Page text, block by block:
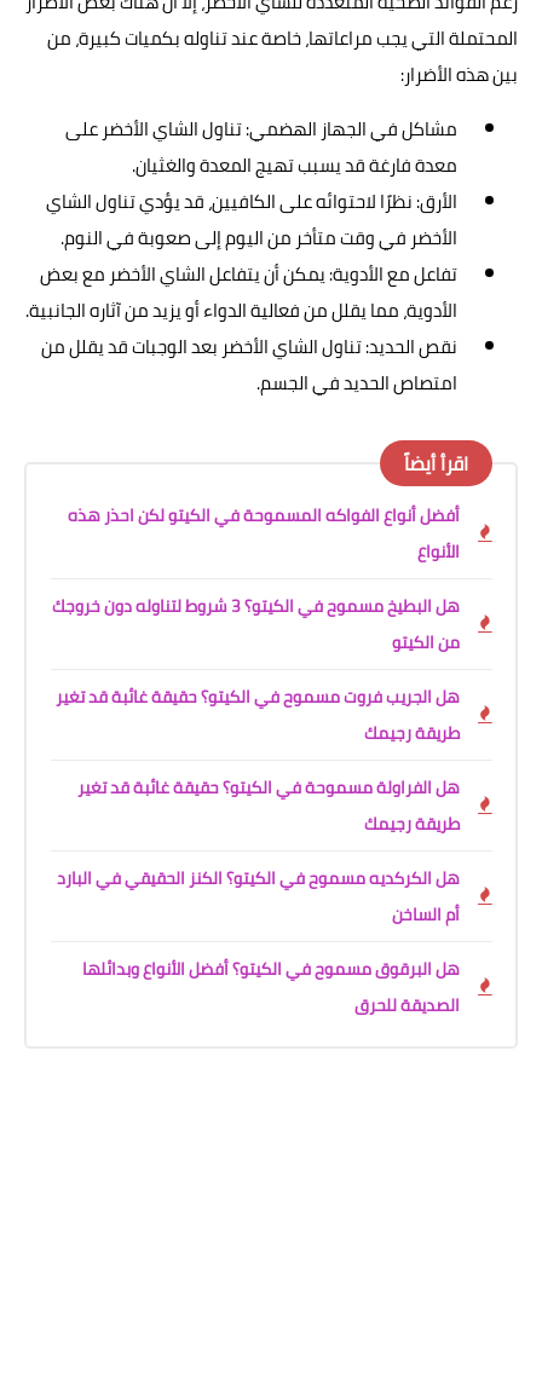
المحتملة التي يجب مراعاتها، خاصة عند تناوله بكميات كبيرة، من
بين هذه الأضرار:
مشاكل في الجهاز الهضمي: تناول الشاي الأخضر على
معدة فارغة قد يسبب تهيج المعدة والغثيان.
الأرق: نظرًا لاحتوائه على الكافيين، قد يؤدي تناول الشاي
الأخضر في وقت متأخر من اليوم إلى صعوبة في النوم.
تفاعل مع الأدوية: يمكن أن يتفاعل الشاي الأخضر مع بعض
الأدوية، مما يقلل من فعالية الدواء أو يزيد من آثاره الجانبية.
نقص الحديد: تناول الشاي الأخضر بعد الوجبات قد يقلل من
امتصاص الحديد في الجسم.
اقرأ أيضاً
أفضل أنواع الفواكه المسموحة في الكيتو لكن احذر هذه
الأنواع
هل البطيخ مسموح في الكيتو؟ 3 شروط لتناوله دون خروجك
من الكيتو
هل الجريب فروت مسموح في الكيتو؟ حقيقة غائبة قد تغير
طريقة رجيمك
هل الفراولة مسموحة في الكيتو؟ حقيقة غائبة قد تغير
طريقة رجيمك
هل الكركديه مسموح في الكيتو؟ الكنز الحقيقي في البارد
أم الساخن
هل البرقوق مسموح في الكيتو؟ أفضل الأنواع وبدائلها
الصديقة للحرق